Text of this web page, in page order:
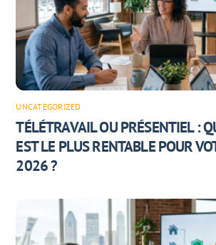
UNCATEGORIZED
TÉLÉTRAVAIL OU PRÉSENTIEL :
EST LE PLUS RENTABLE POUR
2026 ?